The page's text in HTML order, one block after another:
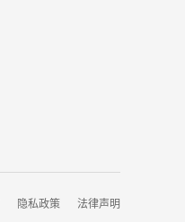
隐私政策 法律声明